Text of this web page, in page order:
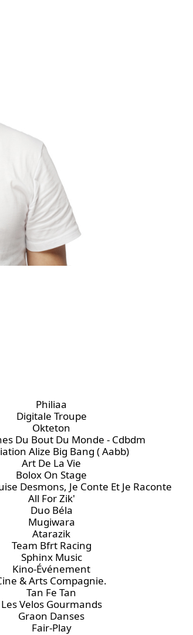
Philiaa
Digitale Troupe
Okteton
Du Bout Du Monde - Cdbdm
Alize Big Bang ( Aabb)
Art De La Vie
Bolox On Stage
Desmons, Je Conte Et Je Raconte
All For Zik'
Duo Béla
Mugiwara
Atarazik
Team Bfrt Racing
Sphinx Music
Kino-Événement
& Arts Compagnie.
Tan Fe Tan
Les Velos Gourmands
Graon Danses
Fair-Play